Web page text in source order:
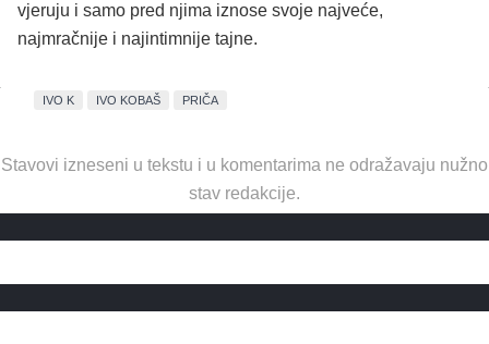
vjeruju i samo pred njima iznose svoje najveće,
najmračnije i najintimnije tajne.
IVO K IVO KOBAŠ PRIČA
Stavovi izneseni u tekstu i u komentarima ne odražavaju nužno
stav redakcije.